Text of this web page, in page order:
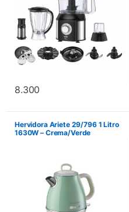
8.300
Hervidora Ariete 29/796 1 Litro
1630W – Crema/Verde